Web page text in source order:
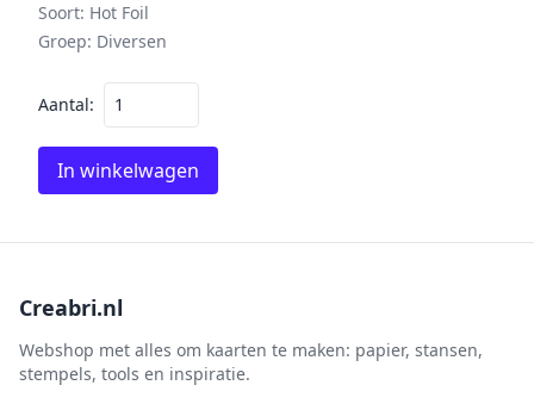
Soort: Hot Foil
Groep: Diversen
Aantal:
In winkelwagen
Creabri.nl
Webshop met alles om kaarten te maken: papier, stansen,
stempels, tools en inspiratie.